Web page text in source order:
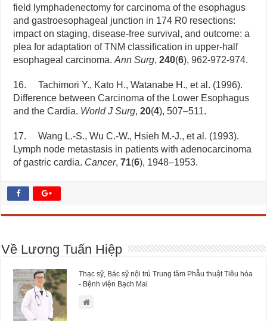
field lymphadenectomy for carcinoma of the esophagus
and gastroesophageal junction in 174 R0 resections:
impact on staging, disease-free survival, and outcome: a
plea for adaptation of TNM classification in upper-half
esophageal carcinoma.Ann Surg,240(6), 962-972-974.
16. Tachimori Y., Kato H., Watanabe H., et al. (1996).
Difference between Carcinoma of the Lower Esophagus
and the Cardia. World J Surg,20(4), 507–511.
17. Wang L.-S., Wu C.-W., Hsieh M.-J., et al. (1993).
Lymph node metastasis in patients with adenocarcinoma
of gastric cardia. Cancer,71(6), 1948–1953.
Về Lương Tuấn Hiệp
Thạc sỹ, Bác sỹ nội trú Trung tâm Phẫu thuật Tiêu hóa
- Bệnh viện Bạch Mai